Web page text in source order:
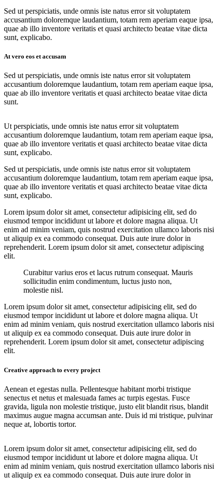
Sed ut perspiciatis, unde omnis iste natus error sit voluptatem
accusantium doloremque laudantium, totam rem aperiam eaque ipsa,
quae ab illo inventore veritatis et quasi architecto beatae vitae dicta
sunt, explicabo.
At vero eos et accusam
Sed ut perspiciatis, unde omnis iste natus error sit voluptatem
accusantium doloremque laudantium, totam rem aperiam eaque ipsa,
quae ab illo inventore veritatis et quasi architecto beatae vitae dicta
sunt.
Ut perspiciatis, unde omnis iste natus error sit voluptatem
accusantium doloremque laudantium, totam rem aperiam eaque ipsa,
quae ab illo inventore veritatis et quasi architecto beatae vitae dicta
sunt, explicabo.
Sed ut perspiciatis, unde omnis iste natus error sit voluptatem
accusantium doloremque laudantium, totam rem aperiam eaque ipsa,
quae ab illo inventore veritatis et quasi architecto beatae vitae dicta
sunt, explicabo.
Lorem ipsum dolor sit amet, consectetur adipisicing elit, sed do
eiusmod tempor incididunt ut labore et dolore magna aliqua. Ut
enim ad minim veniam, quis nostrud exercitation ullamco laboris nisi
ut aliquip ex ea commodo consequat. Duis aute irure dolor in
reprehenderit. Lorem ipsum dolor sit amet, consectetur adipiscing
elit.
Curabitur varius eros et lacus rutrum consequat. Mauris
sollicitudin enim condimentum, luctus justo non,
molestie nisl.
Lorem ipsum dolor sit amet, consectetur adipisicing elit, sed do
eiusmod tempor incididunt ut labore et dolore magna aliqua. Ut
enim ad minim veniam, quis nostrud exercitation ullamco laboris nisi
ut aliquip ex ea commodo consequat. Duis aute irure dolor in
reprehenderit. Lorem ipsum dolor sit amet, consectetur adipiscing
elit.
Creative approach to every project
Aenean et egestas nulla. Pellentesque habitant morbi tristique
senectus et netus et malesuada fames ac turpis egestas. Fusce
gravida, ligula non molestie tristique, justo elit blandit risus, blandit
maximus augue magna accumsan ante. Duis id mi tristique, pulvinar
neque at, lobortis tortor.
Lorem ipsum dolor sit amet, consectetur adipisicing elit, sed do
eiusmod tempor incididunt ut labore et dolore magna aliqua. Ut
enim ad minim veniam, quis nostrud exercitation ullamco laboris nisi
ut aliquip ex ea commodo consequat. Duis aute irure dolor in